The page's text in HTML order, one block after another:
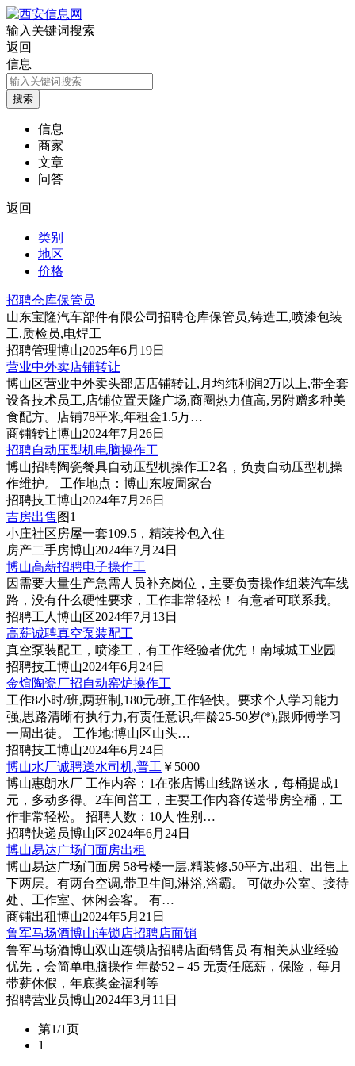
输入关键词搜索
返回
信息
信息
商家
文章
问答
返回
类别
地区
价格
招聘仓库保管员
山东宝隆汽车部件有限公司招聘仓库保管员,铸造工,喷漆包装
工,质检员,电焊工
招聘管理博山2025年6月19日
营业中外卖店铺转让
博山区营业中外卖头部店店铺转让,月均纯利润2万以上,带全套
设备技术员工,店铺位置天隆广场,商圈热力值高,另附赠多种美
食配方。店铺78平米,年租金1.5万…
商铺转让博山2024年7月26日
招聘自动压型机电脑操作工
博山招聘陶瓷餐具自动压型机操作工2名，负责自动压型机操
作维护。 工作地点：博山东坡周家台
招聘技工博山2024年7月26日
吉房出售 图1
小庄社区房屋一套109.5，精装拎包入住
房产二手房博山2024年7月24日
博山高薪招聘电子操作工
因需要大量生产急需人员补充岗位，主要负责操作组装汽车线
路，没有什么硬性要求，工作非常轻松！ 有意者可联系我。
招聘工人 博山区2024年7月13日
高薪诚聘真空泵装配工
真空泵装配工，喷漆工，有工作经验者优先！南域城工业园
招聘技工博山2024年6月24日
金煊陶瓷厂招自动窑炉操作工
工作8小时/班,两班制,180元/班,工作轻快。要求个人学习能力
强,思路清晰有执行力,有责任意识,年龄25-50岁(*),跟师傅学习
一周出徒。 工作地:博山区山头…
招聘技工博山2024年6月24日
博山水厂诚聘送水司机,普工 ￥5000
博山惠朗水厂 工作内容：1在张店博山线路送水，每桶提成1
元，多动多得。2车间普工，主要工作内容传送带房空桶，工
作非常轻松。 招聘人数：10人 性别…
招聘快递员博山区2024年6月24日
博山易达广场门面房出租
博山易达广场门面房 58号楼一层,精装修,50平方,出租、出售上
下两层。有两台空调,带卫生间,淋浴,浴霸。 可做办公室、接待
处、工作室、休闲会客。 有…
商铺出租博山2024年5月21日
鲁军马场酒博山连锁店招聘店面销
鲁军马场酒博山双山连锁店招聘店面销售员 有相关从业经验
优先，会简单电脑操作 年龄52－45 无责任底薪，保险，每月
带薪休假，年底奖金福利等
招聘营业员博山2024年3月11日
第1/1页
1